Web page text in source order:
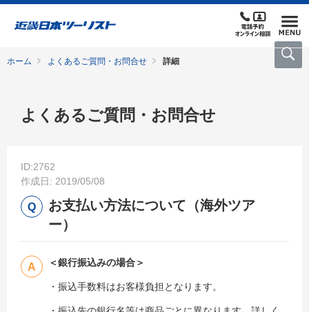
ホーム よくあるご質問・お問合せ 詳細
よくあるご質問・お問合せ
ID:2762
作成日: 2019/05/08
お支払い方法について（海外ツア
ー）
＜銀行振込みの場合＞
・振込手数料はお客様負担となります。